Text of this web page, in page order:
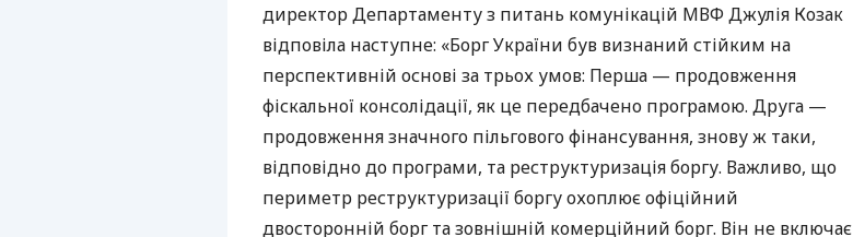
директор Департаменту з питань комунікацій МВФ Джулія Козак
відповіла наступне: «Борг України був визнаний стійким на
перспективній основі за трьох умов: Перша — продовження
фіскальної консолідації, як це передбачено програмою. Друга —
продовження значного пільгового фінансування, знову ж таки,
відповідно до програми, та реструктуризація боргу. Важливо, що
периметр реструктуризації боргу охоплює офіційний
двосторонній борг та зовнішній комерційний борг. Він не включає